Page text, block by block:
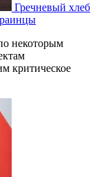
Гречневый хлеб
некоторым
критическое